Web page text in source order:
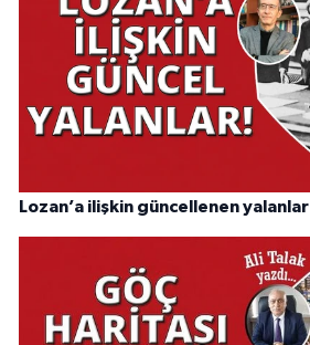
Lozan’a ilişkin güncellenen yalanlar